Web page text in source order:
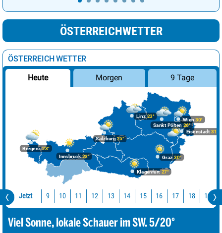
ÖSTERREICHWETTER
ÖSTERREICH WETTER
Heute Morgen 9 Tage
Bregenz23°
Graz30°
Innsbruck23°
Klagenfurt 27°
Linz23°
Salzburg25°
Wien 30°
Eisenstadt 31°
Sankt Pölten 26°
Jetzt 9 10 11 12 13 14 15 16 17 18 19
Viel Sonne, lokale Schauer im SW. 5/20°